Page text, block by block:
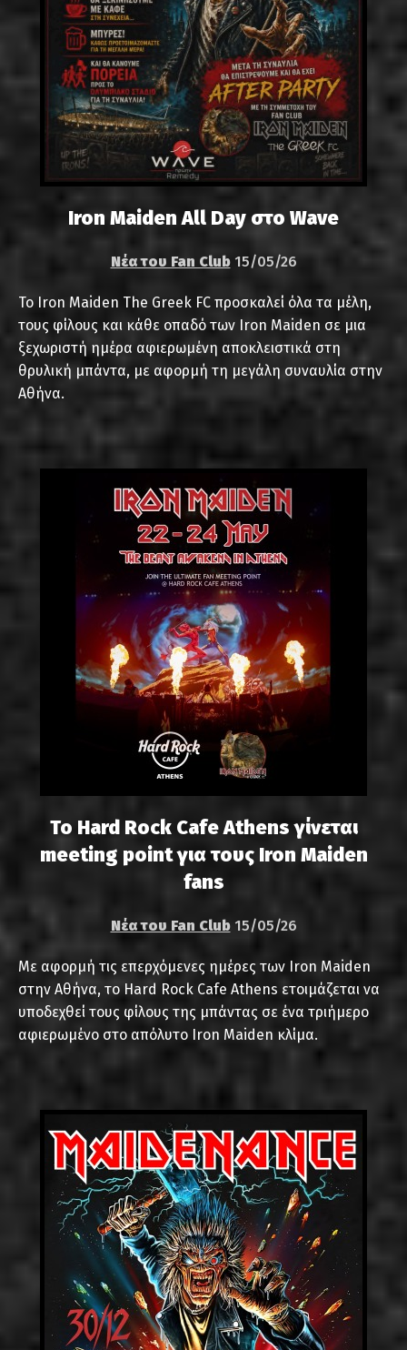
Iron Maiden All Day στο Wave
Νέα του Fan Club 15/05/26
Το Iron Maiden The Greek FC προσκαλεί όλα τα μέλη,
τους φίλους και κάθε οπαδό των Iron Maiden σε μια
ξεχωριστή ημέρα αφιερωμένη αποκλειστικά στη
θρυλική μπάντα, με αφορμή τη μεγάλη συναυλία στην
Αθήνα.
Το Hard Rock Cafe Athens γίνεται
meeting point για τους Iron Maiden
fans
Νέα του Fan Club 15/05/26
Με αφορμή τις επερχόμενες ημέρες των Iron Maiden
στην Αθήνα, το Hard Rock Cafe Athens ετοιμάζεται να
υποδεχθεί τους φίλους της μπάντας σε ένα τριήμερο
αφιερωμένο στο απόλυτο Iron Maiden κλίμα.